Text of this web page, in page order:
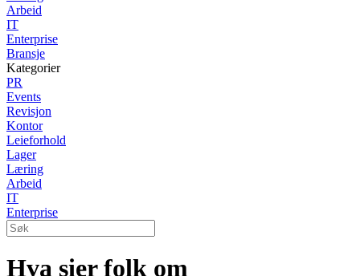
Arbeid
IT
Enterprise
Bransje
Kategorier
PR
Events
Revisjon
Kontor
Leieforhold
Lager
Læring
Arbeid
IT
Enterprise
Hva sier folk om